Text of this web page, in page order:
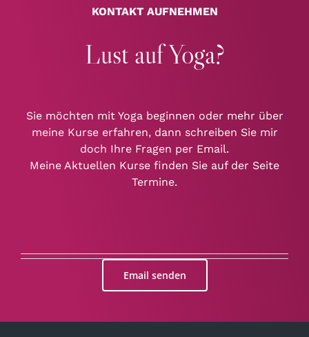
KONTAKT AUFNEHMEN
Lust auf Yoga?
Sie möchten mit Yoga beginnen oder mehr über
meine Kurse erfahren, dann schreiben Sie mir
doch Ihre Fragen per Email.
Meine Aktuellen Kurse finden Sie auf der Seite
Termine.
Email senden